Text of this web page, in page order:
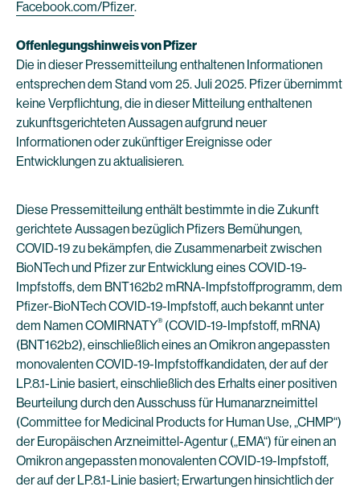
Facebook.com/Pfizer.
Offenlegungshinweis von Pfizer
Die in dieser Pressemitteilung enthaltenen Informationen
entsprechen dem Stand vom 25. Juli 2025. Pfizer übernimmt
keine Verpflichtung, die in dieser Mitteilung enthaltenen
zukunftsgerichteten Aussagen aufgrund neuer
Informationen oder zukünftiger Ereignisse oder
Entwicklungen zu aktualisieren.
Diese Pressemitteilung enthält bestimmte in die Zukunft
gerichtete Aussagen bezüglich Pfizers Bemühungen,
COVID-19 zu bekämpfen, die Zusammenarbeit zwischen
BioNTech und Pfizer zur Entwicklung eines COVID-19-
Impfstoffs, dem BNT162b2 mRNA-Impfstoffprogramm, dem
Pfizer-BioNTech COVID-19-Impfstoff, auch bekannt unter
dem Namen COMIRNATY® (COVID-19-Impfstoff, mRNA)
(BNT162b2), einschließlich eines an Omikron angepassten
monovalenten COVID-19-Impfstoffkandidaten, der auf der
LP.8.1-Linie basiert, einschließlich des Erhalts einer positiven
Beurteilung durch den Ausschuss für Humanarzneimittel
(Committee for Medicinal Products for Human Use, „CHMP“)
der Europäischen Arzneimittel-Agentur („EMA“) für einen an
Omikron angepassten monovalenten COVID-19-Impfstoff,
der auf der LP.8.1-Linie basiert; Erwartungen hinsichtlich der